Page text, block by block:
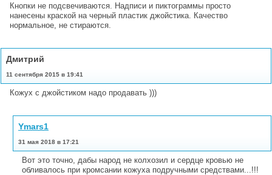
Кнопки не подсвечиваются. Надписи и пиктограммы просто
нанесены краской на черный пластик джойстика. Качество
нормальное, не стираются.
Дмитрий
11 сентября 2015 в 19:41
Кожух с джойстиком надо продавать )))
Ymars1
31 мая 2018 в 17:21
Вот это точно, дабы народ не колхозил и сердце кровью не
обливалось при кромсании кожуха подручными средствами...!!!